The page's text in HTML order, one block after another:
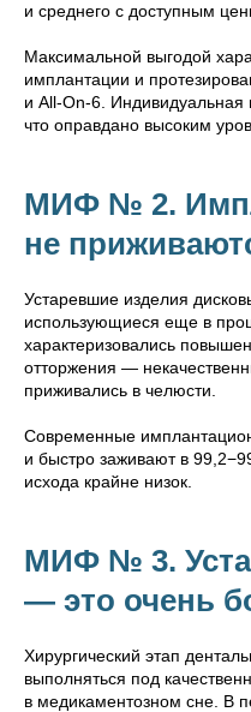
и среднего с доступным
Максимальной выгодой
имплантации и
и All-On-6. Индивидуальная
что оправдано высоким
МИФ № 2.
не
Устаревшие изделия
использующиеся еще в
характеризовались
отторжения —
приживались в челюсти.
Современные
и быстро заживают в
исхода крайне низок.
МИФ № 3.
— это очень
Хирургический этап
выполняться под
в медикаментозном сне. В